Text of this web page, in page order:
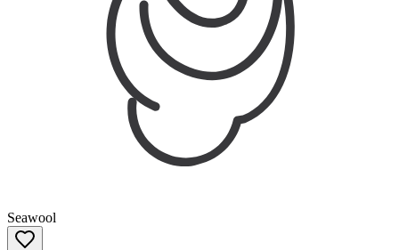
Seawool